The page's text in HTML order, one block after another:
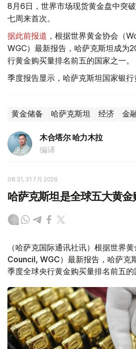
8月6日，世界市场现货黄金盘中突
七周来首次。
据此前报道 ，根据世界黄金协会（
WGC）最新报告，哈萨克斯坦成为
行黄金购买量排名前五的国家之一。
季度报告显示，哈萨克斯坦国家银行
黄金储备 哈萨克斯坦 经济 金
木合塔尔 哈力木拉
编译
08:31, 31 7月 2026
哈萨克斯坦是全球五大黄
（哈萨克国际通讯社讯）根据世界
Council, WGC）最新报告，哈萨克
季度全球央行黄金购买量排名前五的